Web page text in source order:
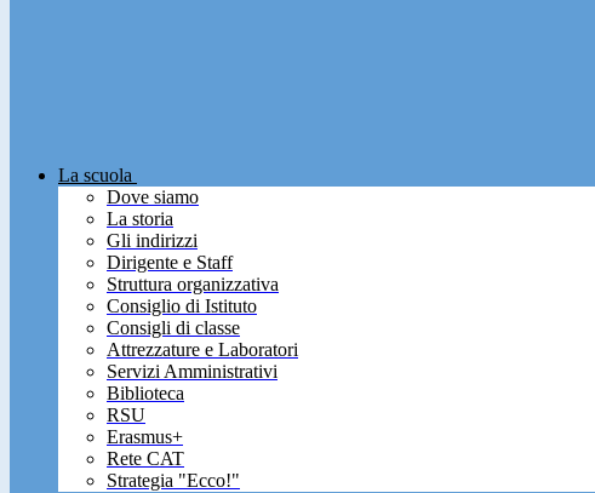
La scuola
Dove siamo
La storia
Gli indirizzi
Dirigente e Staff
Struttura organizzativa
Consiglio di Istituto
Consigli di classe
Attrezzature e Laboratori
Servizi Amministrativi
Biblioteca
RSU
Erasmus+
Rete CAT
Strategia "Ecco!"